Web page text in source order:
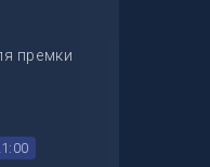
премки